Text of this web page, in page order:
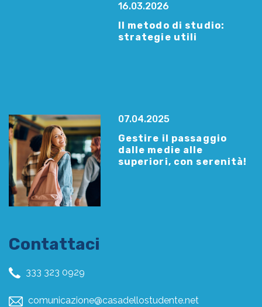
16.03.2026
Il metodo di studio:
strategie utili
07.04.2025
Gestire il passaggio
dalle medie alle
superiori, con serenità!
Contattaci
333 323 0929
comunicazione@casadellostudente.net